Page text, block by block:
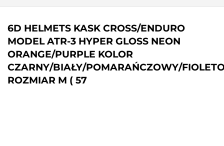
6D HELMETS KASK CROSS/ENDURO
MODEL ATR-3 HYPER GLOSS NEON
ORANGE/PURPLE KOLOR
CZARNY/BIAŁY/POMARAŃCZOWY/
ROZMIAR M ( 57